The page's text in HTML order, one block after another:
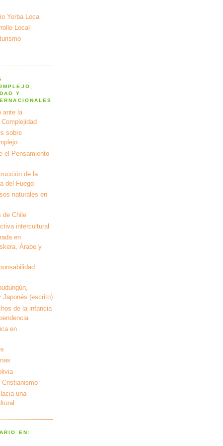
Yerba Loca
Local
Y
ante la
sobre
el Pensamiento
de la
del Fuego
naturales en
de Chile
intercultural
en
Árabe y
Japonés (escrito)
de la infancia
en
Cristianismo
una
EN: